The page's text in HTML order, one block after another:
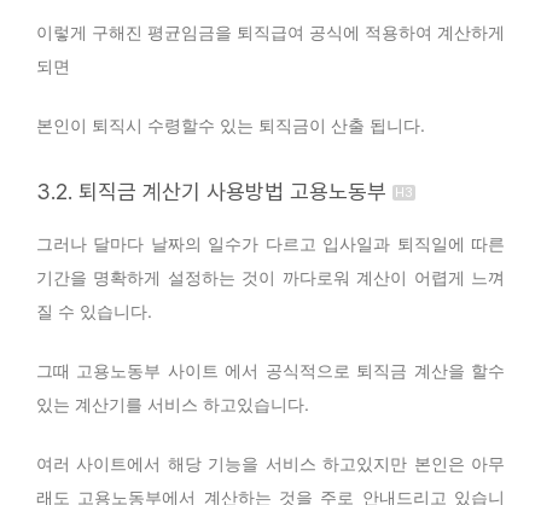
이렇게 구해진 평균임금을 퇴직급여 공식에 적용하여 계산하게
되면
본인이 퇴직시 수령할수 있는 퇴직금이 산출 됩니다.
3.2. 퇴직금 계산기 사용방법 고용노동부
그러나 달마다 날짜의 일수가 다르고 입사일과 퇴직일에 따른
기간을 명확하게 설정하는 것이 까다로워 계산이 어렵게 느껴
질 수 있습니다.
그때 고용노동부 사이트 에서 공식적으로 퇴직금 계산을 할수
있는 계산기를 서비스 하고있습니다.
여러 사이트에서 해당 기능을 서비스 하고있지만 본인은 아무
래도 고용노동부에서 계산하는 것을 주로 안내드리고 있습니